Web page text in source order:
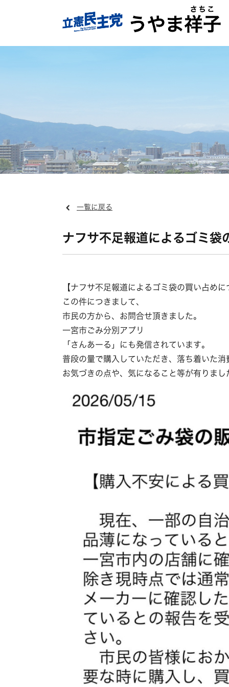
一覧に戻る
ナフサ不足報道によるゴミ袋
【ナフサ不足報道によるゴミ袋の買い占めに
この件につきまして、
市民の方から、お問合せ頂きました。
一宮市ごみ分別アプリ
「さんあーる」にも発信されています。
普段の量で購入していただき、落ち着いた
お気づきの点や、気になること等が有りま